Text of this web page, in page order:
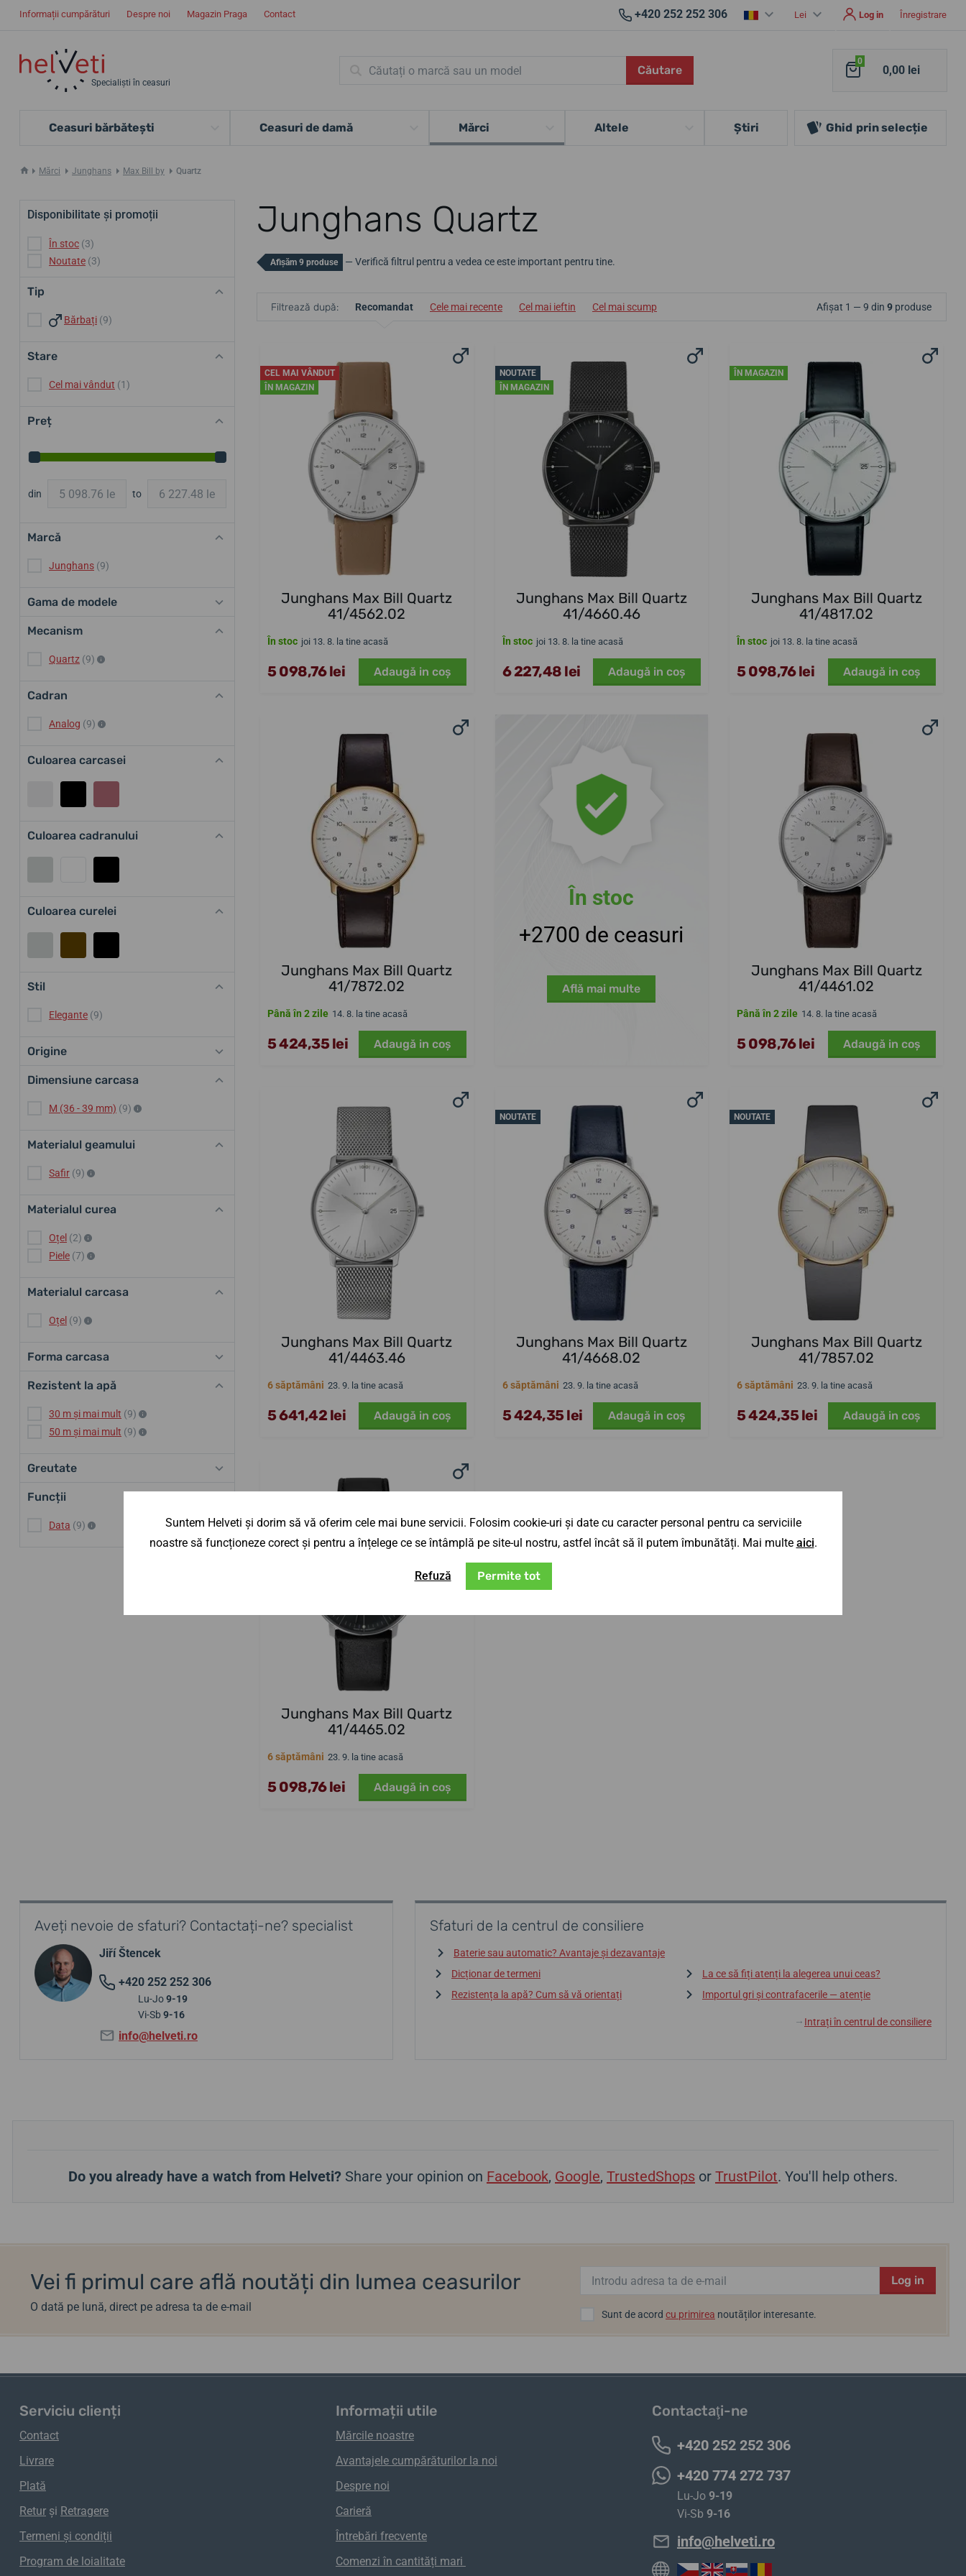
Informații cumpărături Despre noi Magazin Praga Contact +420 252 252 306 Lei Log in Înregistrare
Specialiști în ceasuri
Căutare
0
0,00 lei
Ceasuri bărbătești Ceasuri de damă Mărci Altele Ştiri Ghid prin selecție
Mărci Junghans Max Bill by Quartz
Junghans Quartz
Disponibilitate și promoții
În stoc (3)
Noutate (3)
Tip
Bărbați (9)
Stare
Cel mai vândut (1)
Preț
din to
Marcă
Junghans (9)
Gama de modele
Mecanism
Quartz (9)
Cadran
Analog (9)
Culoarea carcasei
Culoarea cadranului
Culoarea curelei
Stil
Elegante (9)
Origine
Dimensiune carcasa
M (36 - 39 mm) (9)
Materialul geamului
Safir (9)
Materialul curea
Oțel (2)
Piele (7)
Materialul carcasa
Oțel (9)
Forma carcasa
Rezistent la apă
30 m și mai mult (9)
50 m și mai mult (9)
Greutate
Funcții
Data (9)
Afișăm 9 produse — Verifică filtrul pentru a vedea ce este important pentru tine.
Filtrează după: Recomandat Cele mai recente Cel mai ieftin Cel mai scump Afișat 1 — 9 din 9 produse
CEL MAI VÂNDUT
ÎN MAGAZIN
Junghans Max Bill Quartz
41/4562.02
În stoc joi 13. 8. la tine acasă
5 098,76 lei Adaugă in coş
NOUTATE
ÎN MAGAZIN
Junghans Max Bill Quartz
41/4660.46
În stoc joi 13. 8. la tine acasă
6 227,48 lei Adaugă in coş
ÎN MAGAZIN
Junghans Max Bill Quartz
41/4817.02
În stoc joi 13. 8. la tine acasă
5 098,76 lei Adaugă in coş
Junghans Max Bill Quartz
41/7872.02
Până în 2 zile 14. 8. la tine acasă
5 424,35 lei Adaugă in coş
În stoc
+2700 de ceasuri
Află mai multe
Junghans Max Bill Quartz
41/4461.02
Până în 2 zile 14. 8. la tine acasă
5 098,76 lei Adaugă in coş
Junghans Max Bill Quartz
41/4463.46
6 săptămâni 23. 9. la tine acasă
5 641,42 lei Adaugă in coş
NOUTATE
Junghans Max Bill Quartz
41/4668.02
6 săptămâni 23. 9. la tine acasă
5 424,35 lei Adaugă in coş
NOUTATE
Junghans Max Bill Quartz
41/7857.02
6 săptămâni 23. 9. la tine acasă
5 424,35 lei Adaugă in coş
Junghans Max Bill Quartz
41/4465.02
6 săptămâni 23. 9. la tine acasă
5 098,76 lei Adaugă in coş
Aveți nevoie de sfaturi? Contactați-ne? specialist
Jiří Štencek
+420 252 252 306
Lu-Jo9-19
Vi-Sb 9-16
info@helveti.ro
Sfaturi de la centrul de consiliere
Baterie sau automatic? Avantaje și dezavantaje
Dicționar de termeni
La ce să fiți atenți la alegerea unui ceas?
Rezistența la apă? Cum să vă orientați
Importul gri și contrafacerile — atenție
↓ Intrați în centrul de consiliere
Do you already have a watch from Helveti? Share your opinion on Facebook, Google, TrustedShops or TrustPilot. You'll help others.
Vei fi primul care află noutăți din lumea ceasurilor
O dată pe lună, direct pe adresa ta de e-mail
Log in
Sunt de acord cu primirea noutăților interesante.
Serviciu clienți
Contact
Livrare
Plată
Retur și Retragere
Termeni și condiții
Program de loialitate
Informații utile
Mărcile noastre
Avantajele cumpărăturilor la noi
Despre noi
Carieră
Întrebări frecvente
Comenzi în cantități mari
Contactaţi-ne
+420 252 252 306
+420 774 272 737
Lu-Jo 9-19
Vi-Sb 9-16
info@helveti.ro
Suntem Helveti și dorim să vă oferim cele mai bune servicii. Folosim cookie-uri și date cu caracter personal pentru ca serviciile
noastre să funcționeze corect și pentru a înțelege ce se întâmplă pe site-ul nostru, astfel încât să îl putem îmbunătăți. Mai multe aici.
Refuză Permite tot